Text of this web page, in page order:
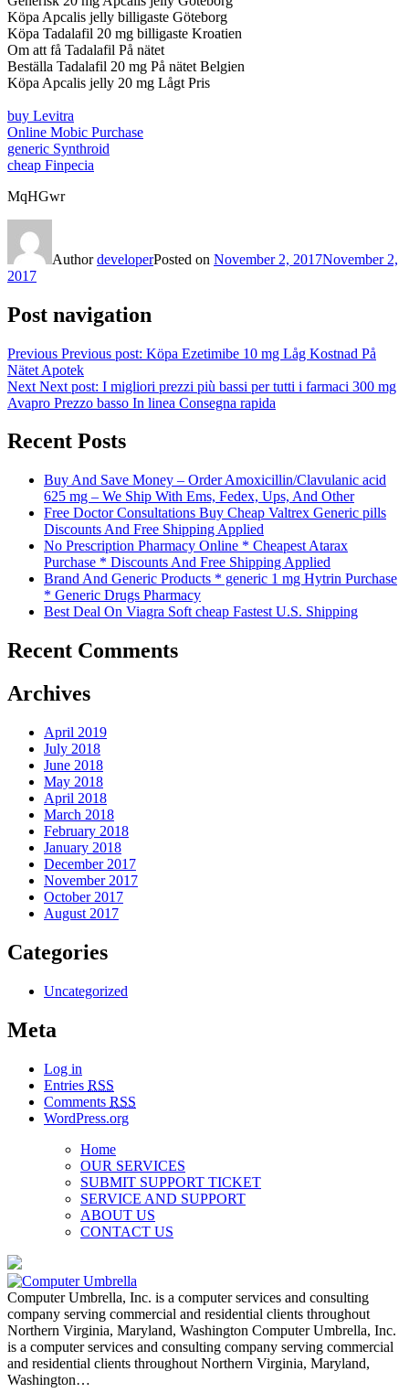
Köpa Apcalis jelly billigaste Göteborg
Köpa Tadalafil 20 mg billigaste Kroatien
Om att få Tadalafil På nätet
Beställa Tadalafil 20 mg På nätet Belgien
Köpa Apcalis jelly 20 mg Lågt Pris
buy Levitra
Online Mobic Purchase
generic Synthroid
cheap Finpecia
MqHGwr
AuthordeveloperPosted on November 2, 2017November 2,
2017
Post navigation
Previous Previous post: Köpa Ezetimibe 10 mg Låg Kostnad På
Nätet Apotek
Next Next post: I migliori prezzi più bassi per tutti i farmaci 300 mg
Avapro Prezzo basso In linea Consegna rapida
Recent Posts
Buy And Save Money – Order Amoxicillin/Clavulanic acid
625 mg – We Ship With Ems, Fedex, Ups, And Other
Free Doctor Consultations Buy Cheap Valtrex Generic pills
Discounts And Free Shipping Applied
No Prescription Pharmacy Online * Cheapest Atarax
Purchase * Discounts And Free Shipping Applied
Brand And Generic Products * generic 1 mg Hytrin Purchase
* Generic Drugs Pharmacy
Best Deal On Viagra Soft cheap Fastest U.S. Shipping
Recent Comments
Archives
April 2019
July 2018
June 2018
May 2018
April 2018
March 2018
February 2018
January 2018
December 2017
November 2017
October 2017
August 2017
Categories
Uncategorized
Meta
Log in
Entries RSS
Comments RSS
WordPress.org
Home
OUR SERVICES
SUBMIT SUPPORT TICKET
SERVICE AND SUPPORT
ABOUT US
CONTACT US
Computer Umbrella, Inc. is a computer services and consulting
company serving commercial and residential clients throughout
Northern Virginia, Maryland, Washington Computer Umbrella, Inc.
is a computer services and consulting company serving commercial
and residential clients throughout Northern Virginia, Maryland,
Washington…